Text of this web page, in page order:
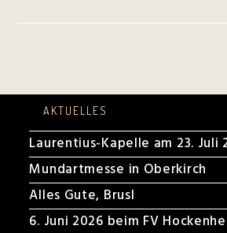
Am
AKTUELLES
Laurentius-Kapelle am 23. Juli
Mundartmesse in Oberkirch
Alles Gute, Brusl
6. Juni 2026 beim FV